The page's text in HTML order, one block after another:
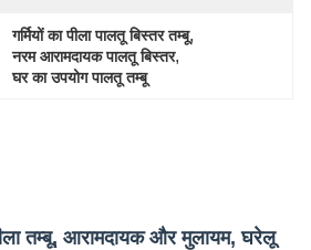
गर्मियों का पीला पालतू बिस्तर तम्बू,
नरम आरामदायक पालतू बिस्तर,
घर का उपयोग पालतू तम्बू
तम्बू, आरामदायक और मुलायम, घरेलू